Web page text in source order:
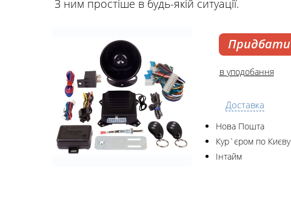
З ним простіше в будь-якій ситуації.
Придбати
в уподобання
Доставка
Нова Пошта
Кур`єром по Києву
Інтайм